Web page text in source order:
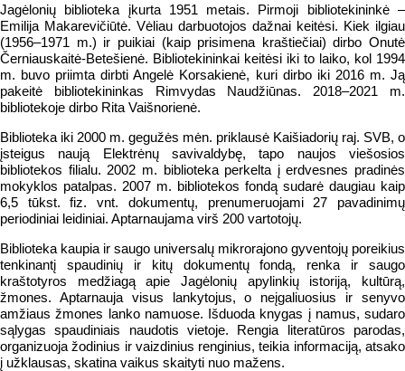
Jagėlonių biblioteka įkurta 1951 metais. Pirmoji bibliotekininkė –
Emilija Makarevičiūtė. Vėliau darbuotojos dažnai keitėsi. Kiek ilgiau
(1956–1971 m.) ir puikiai (kaip prisimena kraštiečiai) dirbo Onutė
Černiauskaitė-Betešienė. Bibliotekininkai keitėsi iki to laiko, kol 1994
m. buvo priimta dirbti Angelė Korsakienė, kuri dirbo iki 2016 m. Ją
pakeitė bibliotekininkas Rimvydas Naudžiūnas. 2018–2021 m.
bibliotekoje dirbo Rita Vaišnorienė.
Biblioteka iki 2000 m. gegužės mėn. priklausė Kaišiadorių raj. SVB, o
įsteigus naują Elektrėnų savivaldybę, tapo naujos viešosios
bibliotekos filialu. 2002 m. biblioteka perkelta į erdvesnes pradinės
mokyklos patalpas. 2007 m. bibliotekos fondą sudarė daugiau kaip
6,5 tūkst. fiz. vnt. dokumentų, prenumeruojami 27 pavadinimų
periodiniai leidiniai. Aptarnaujama virš 200 vartotojų.
Biblioteka kaupia ir saugo universalų mikrorajono gyventojų poreikius
tenkinantį spaudinių ir kitų dokumentų fondą, renka ir saugo
kraštotyros medžiagą apie Jagėlonių apylinkių istoriją, kultūrą,
žmones. Aptarnauja visus lankytojus, o neįgaliuosius ir senyvo
amžiaus žmones lanko namuose. Išduoda knygas į namus, sudaro
sąlygas spaudiniais naudotis vietoje. Rengia literatūros parodas,
organizuoja žodinius ir vaizdinius renginius, teikia informaciją, atsako
į užklausas, skatina vaikus skaityti nuo mažens.